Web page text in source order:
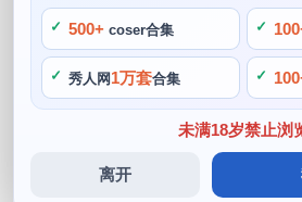
500+ coser合集
秀人网 1万套合集
未满18岁禁止浏
离开
那一件粉色的胶衣紧紧贴在她的身上
中都展现出与众不同的魅力和个性。
y服装出现在镜头前，她就是菌烨
无限青春活力的coser，今天小编要给